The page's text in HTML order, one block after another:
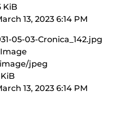
KiB
13, 2023 6:14 PM
05-03-Cronica_142.jpg
Image
image/jpeg
KiB
13, 2023 6:14 PM